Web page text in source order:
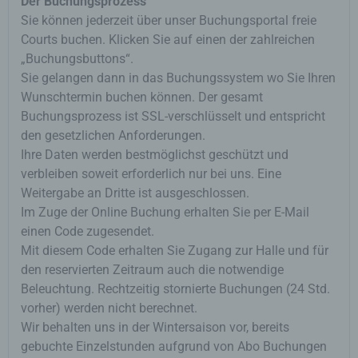
Sie können jederzeit über unser Buchungsportal freie
Courts buchen. Klicken Sie auf einen der zahlreichen
„Buchungsbuttons“.
Sie gelangen dann in das Buchungssystem wo Sie Ihren
Wunschtermin buchen können. Der gesamt
Buchungsprozess ist SSL-verschlüsselt und entspricht
den gesetzlichen Anforderungen.
Ihre Daten werden bestmöglichst geschützt und
verbleiben soweit erforderlich nur bei uns. Eine
Weitergabe an Dritte ist ausgeschlossen.
Im Zuge der Online Buchung erhalten Sie per E-Mail
einen Code zugesendet.
Mit diesem Code erhalten Sie Zugang zur Halle und für
den reservierten Zeitraum auch die notwendige
Beleuchtung. Rechtzeitig stornierte Buchungen (24 Std.
vorher) werden nicht berechnet.
Wir behalten uns in der Wintersaison vor, bereits
gebuchte Einzelstunden aufgrund von Abo Buchungen
und SessionStorage ist eine Technologie, mit
welcher ihr Browser Daten auf Ihrem Computer oder
mobilen Gerät abspeichert. Cookies sind
Textdateien, welche über einen Internetbrowser auf
einem Computersystem abgelegt und gespeichert
werden. Sie können die Verwendung von Cookies,
LocalStorage und SessionStorage durch
entsprechende Einstellung in Ihrem Browser
verhindern.
Zahlreiche Internetseiten und Server verwenden
Cookies. Viele Cookies enthalten eine sogenannte
Cookie-ID. Eine Cookie-ID ist eine eindeutige
Kennung des Cookies. Sie besteht aus einer
Zeichenfolge, durch welche Internetseiten und
Server dem konkreten Internetbrowser zugeordnet
werden können, in dem das Cookie gespeichert
wurde. Dies ermöglicht es den besuchten
Internetseiten und Servern, den individuellen
Browser der betroffenen Person von anderen
Internetbrowsern, die andere Cookies enthalten, zu
unterscheiden. Ein bestimmter Internetbrowser kann
über die eindeutige Cookie-ID wiedererkannt und